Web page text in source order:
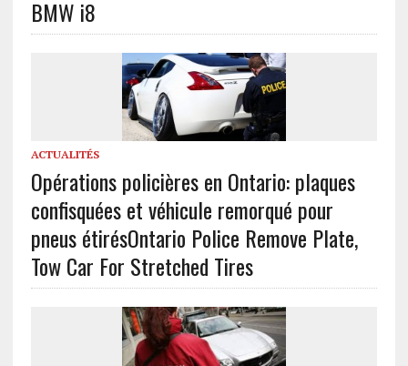
BMW i8
ACTUALITÉS
Opérations policières en Ontario: plaques
confisquées et véhicule remorqué pour
pneus étirésOntario Police Remove Plate,
Tow Car For Stretched Tires